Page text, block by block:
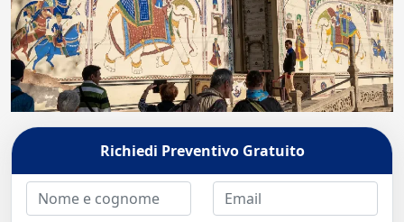
Richiedi Preventivo Gratuito